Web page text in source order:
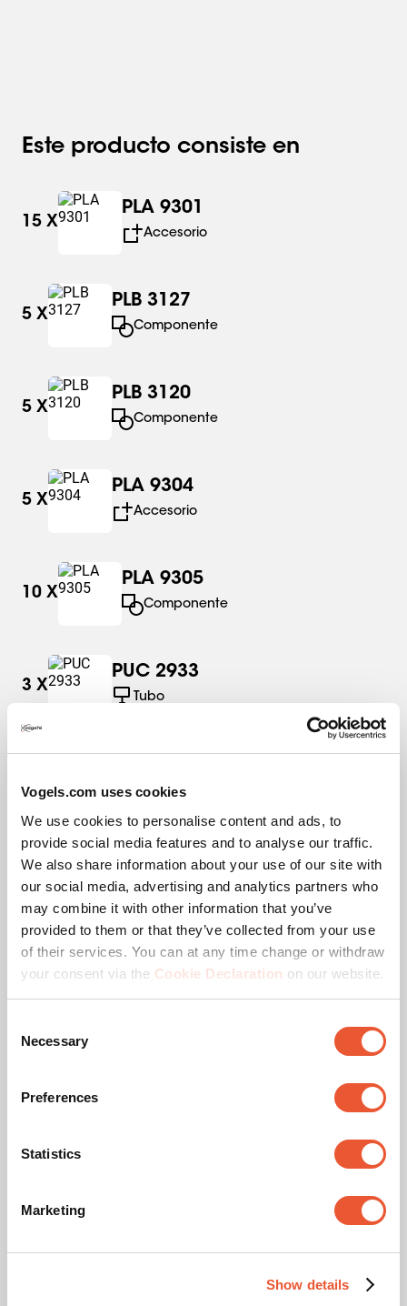
Vogels.com uses cookies
We use cookies to personalise content and ads, to
provide social media features and to analyse our traffic.
We also share information about your use of our site with
our social media, advertising and analytics partners who
may combine it with other information that you’ve
provided to them or that they’ve collected from your use
of their services. You can at any time change or withdraw
your consent via the Cookie Declaration on our website.
Selection
Necessary
Preferences
Statistics
Marketing
Show details
Este producto consiste en
15 X
PLA 9301
Accesorio
5 X
PLB 3127
Componente
5 X
PLB 3120
Componente
5 X
PLA 9304
Accesorio
10 X
PLA 9305
Componente
3 X
PUC 2933
Tubo
Componente
3X
PFF 7920
Soporte de suelo
Accesorios
barra interfaz dvLED